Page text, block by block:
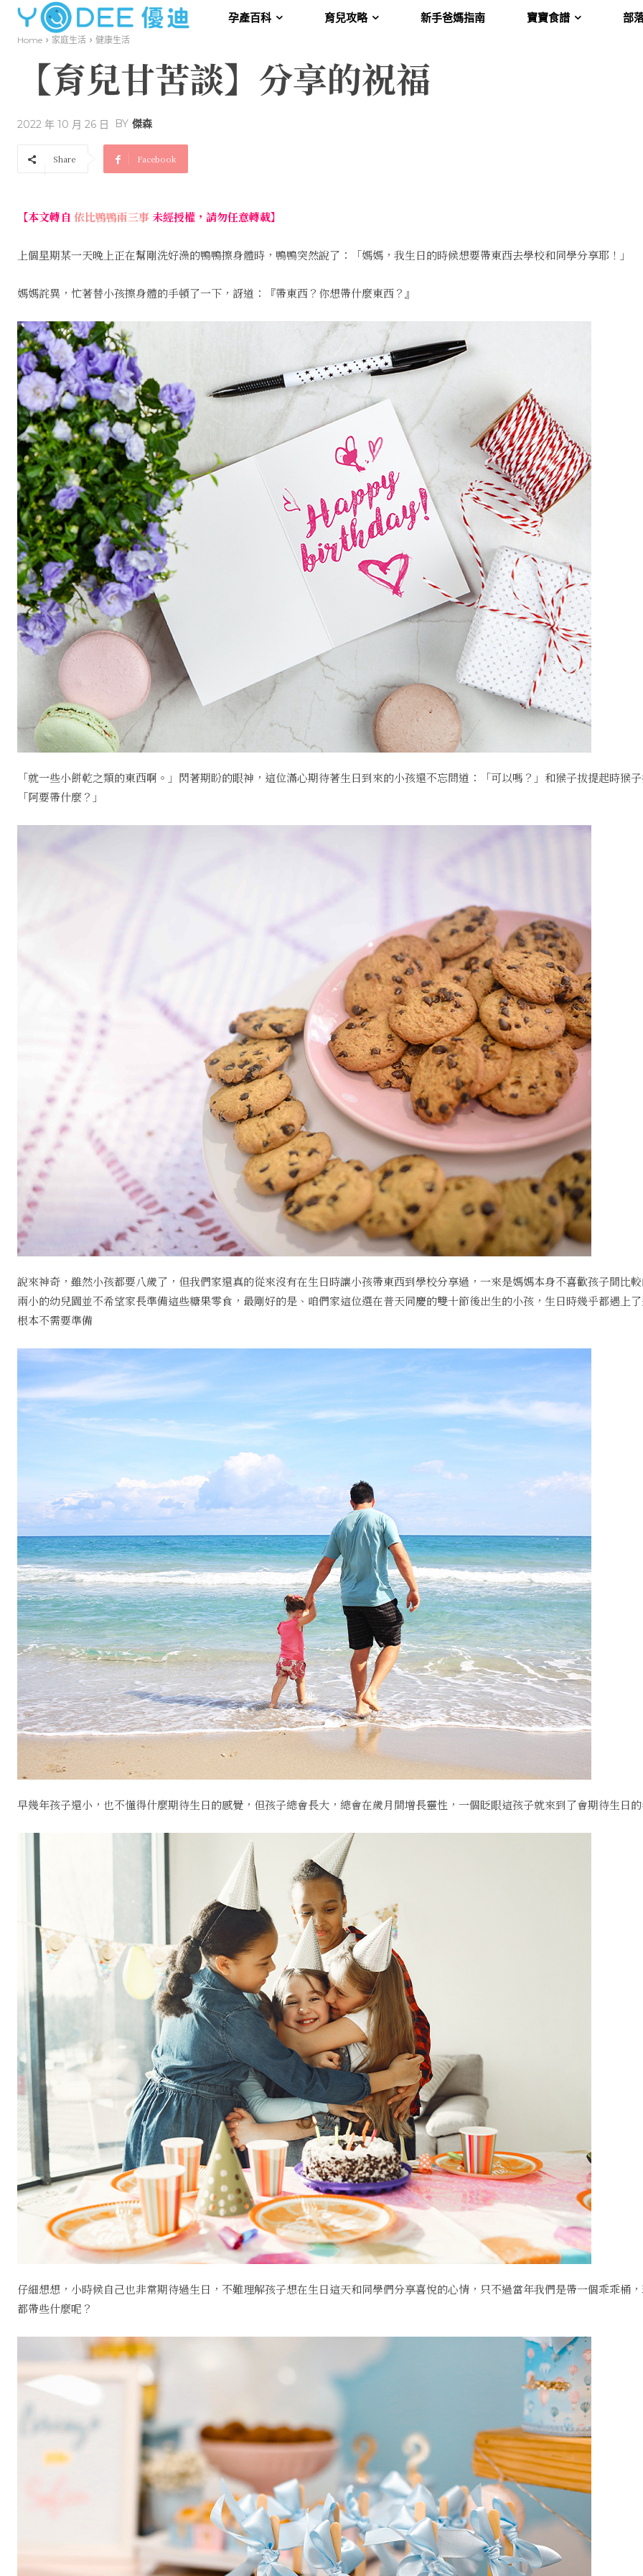
孕產百科 育兒攻略 新手爸媽指南 寶寶食譜 部
Home 家庭生活 健康生活
【育兒甘苦談】分享的祝福
2022 年 10 月 26 日 BY 傑森
Share Facebook
【本文轉自 依比鴨鴨兩三事 未經授權，請勿任意轉載】
上個星期某一天晚上正在幫剛洗好澡的鴨鴨擦身體時，鴨鴨突然說了：「媽媽，我生日的時候想要帶東西去學校和同學分享耶！」
媽媽詫異，忙著替小孩擦身體的手頓了一下，訝道：『帶東西？你想帶什麼東西？』
「就一些小餅乾之類的東西啊。」閃著期盼的眼神，這位滿心期待著生日到來的小孩還不忘問道：「可以嗎？」和猴子拔提起時猴
「阿要帶什麼？」
說來神奇，雖然小孩都要八歲了，但我們家還真的從來沒有在生日時讓小孩帶東西到學校分享過，一來是媽媽本身不喜歡孩子間比
兩小的幼兒園並不希望家長準備這些糖果零食，最剛好的是、咱們家這位選在普天同慶的雙十節後出生的小孩，生日時幾乎都遇上
根本不需要準備
早幾年孩子還小，也不懂得什麼期待生日的感覺，但孩子總會長大，總會在歲月間增長靈性，一個眨眼這孩子就來到了會期待生日
仔細想想，小時候自己也非常期待過生日，不難理解孩子想在生日這天和同學們分享喜悅的心情，只不過當年我們是帶一個乖乖桶
都帶些什麼呢？